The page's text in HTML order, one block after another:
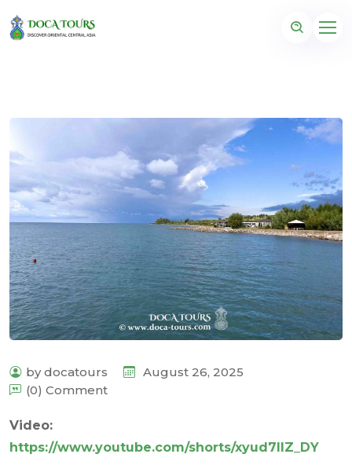
by docatours
August 26, 2025
(0) Comment
Video:
https://www.youtube.com/shorts/xyud7IIZ_DY